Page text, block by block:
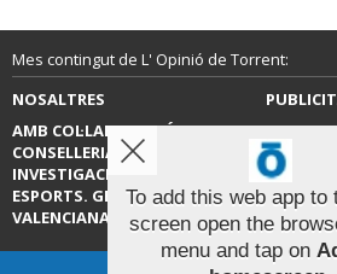
Mes contingut de L' Opinió de Torrent:
NOSALTRES
AMB COL·LABORACIÓ DE LA
CONSELLERIA D’EDUCACIÓ,
INVESTIGACIÓ, CULTURA I
ESPORTS. GENERALITAT
VALENCIANA.
To add this web app to
screen open the
menu and tap on
Aviso sobre el Uso de
Utilizamos cookies